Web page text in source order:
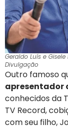
Geraldo Luís e
Divulgação
Outro famoso
apresentador
conhecidos da
TV Record,
com seu filho,